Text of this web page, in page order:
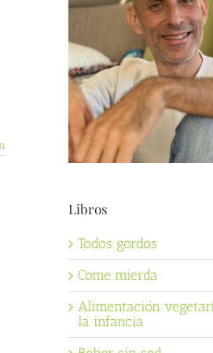
Libros
Todos gordos
Come mierda
Alimentación
la infancia